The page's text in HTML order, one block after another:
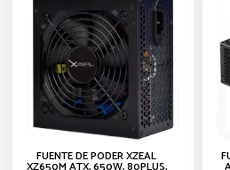
FUENTE DE PODER XZEAL
XZ650M ATX, 650W, 80PLUS,